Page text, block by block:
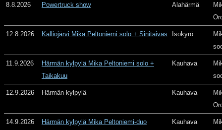
8.8.2026 Powertruck show Alahärmä
12.8.2026 Kalliojärvi Mika Peltoniemi solo + Sinitaivas Isokyrö
11.9.2026
Härmän kylpylä Mika Peltoniemi solo +
Taikakuu
Kauhava
12.9.2026 Härmän kylpylä Kauhava
14.9.2026 Härmän kylpylä Mika Peltoniemi-duo Kauhava